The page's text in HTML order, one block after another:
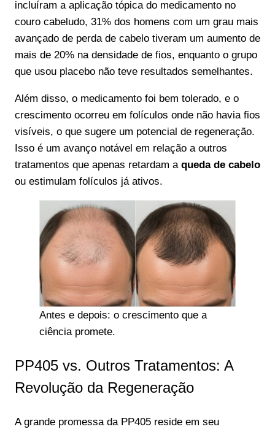
incluíram a aplicação tópica do medicamento no
couro cabeludo, 31% dos homens com um grau mais
avançado de perda de cabelo tiveram um aumento de
mais de 20% na densidade de fios, enquanto o grupo
que usou placebo não teve resultados semelhantes.
Além disso, o medicamento foi bem tolerado, e o
crescimento ocorreu em folículos onde não havia fios
visíveis, o que sugere um potencial de regeneração.
Isso é um avanço notável em relação a outros
tratamentos que apenas retardam a queda de cabelo
ou estimulam folículos já ativos.
Antes e depois: o crescimento que a
ciência promete.
PP405 vs. Outros Tratamentos: A
Revolução da Regeneração
A grande promessa da PP405 reside em seu